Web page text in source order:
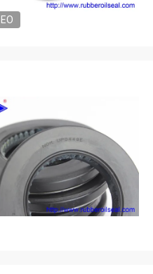
Mutakilwa Wilson africa
lama, semuanya masih seperti
agensi adalah 100% asli,
luar biasa. Pengiriman cepat